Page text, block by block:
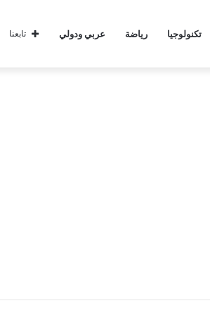
تكنولوجيا رياضة عربي ودولي تابعنا